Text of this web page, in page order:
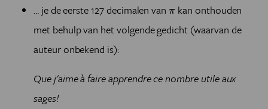
... je de eerste 127 decimalen vanπ
π kan onthouden
met behulp van het volgende gedicht (waarvan de
auteur onbekend is):
Que j'aime à faire apprendre ce nombre utile aux
sages!